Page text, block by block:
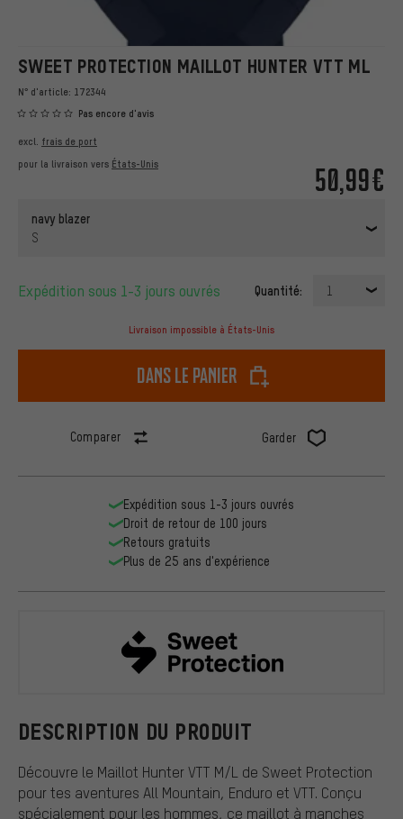
SWEET PROTECTION MAILLOT HUNTER VTT ML
N° d'article: 172344
Pas encore d'avis
50,99€
excl. frais de port
pour la livraison vers États-Unis
navy blazer
S
Expédition sous 1-3 jours ouvrés Quantité: 1
Livraison impossible à États-Unis
dans le panier
Comparer Garder
DESCRIPTION DU PRODUIT
Découvre le Maillot Hunter VTT M/L de Sweet Protection
pour tes aventures All Mountain, Enduro et VTT. Conçu
spécialement pour les hommes, ce maillot à manches
Expédition sous 1-3 jours ouvrés
Droit de retour de 100 jours
Retours gratuits
Plus de 25 ans d'expérience
Sweet